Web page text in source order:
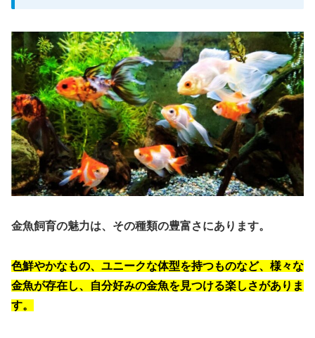
金魚飼育の魅力は、その種類の豊富さにあります。
色鮮やかなもの、ユニークな体型を持つものなど、様々な
金魚が存在し、自分好みの金魚を見つける楽しさがありま
す。